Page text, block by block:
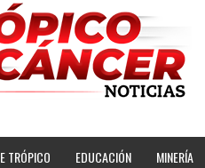
EMPLEOS EN GUADALUPE
PEPE SALDÍVAR
VIVIENDAS PARA EL BIENESTAR
TRÓPICO EDUCACIÓN MINERÍA